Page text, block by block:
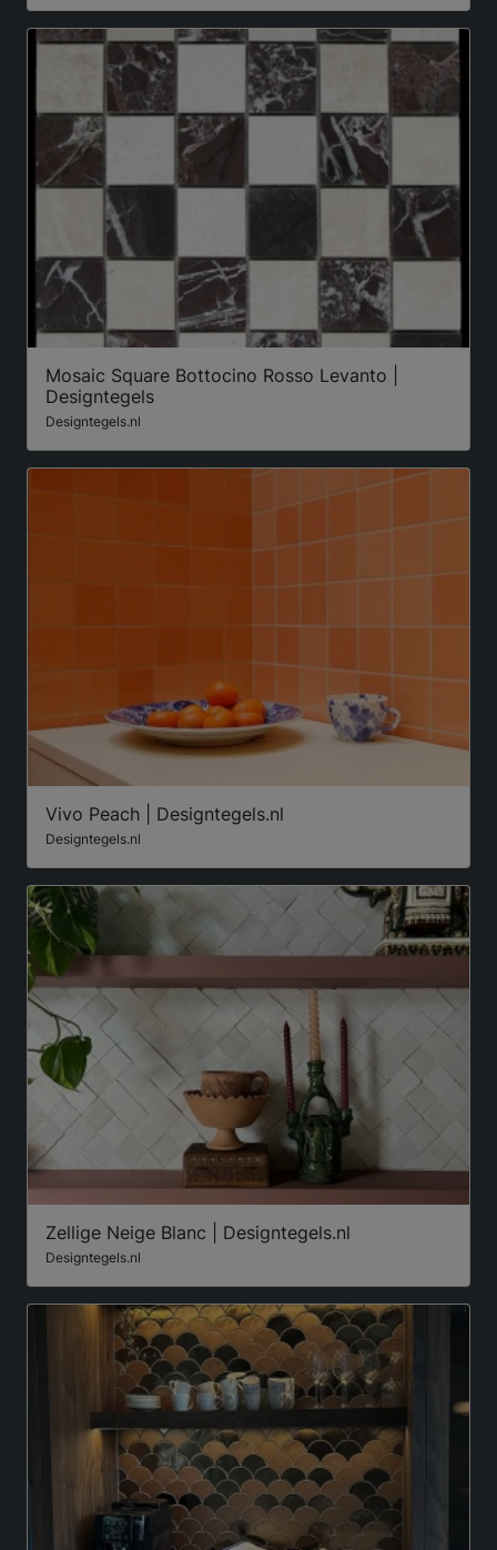
Mosaic Square Bottocino Rosso Levanto |
Designtegels
Designtegels.nl
Vivo Peach | Designtegels.nl
Designtegels.nl
Zellige Neige Blanc | Designtegels.nl
Designtegels.nl